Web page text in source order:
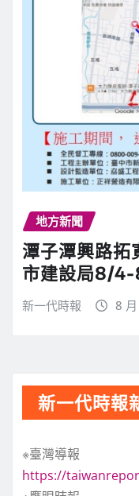
地方新聞
潭子潭興路拓
市建設局8/
新一代時報 8
新一代時報
※臺灣導報
https://